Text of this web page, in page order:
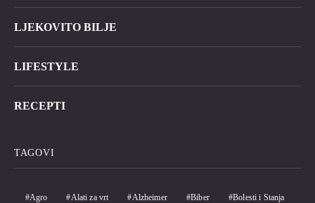
LJEKOVITO BILJE
LIFESTYLE
RECEPTI
TAGOVI
Agro Alati za vrt Alzheimer Biber
Bolesti i Stanja